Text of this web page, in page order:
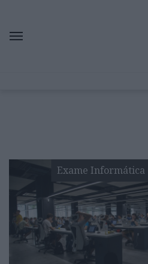
Exame Informática